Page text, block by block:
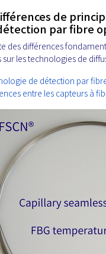
de
par fibre
des différences
sur les technologies de
de détection par
entre les capteurs à